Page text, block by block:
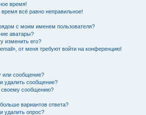
время!
всё равно неправильное!
с моим именем пользователя?
аватары?
изменить его?
от меня требуют войти на конференцию!
или сообщение?
удалить сообщение?
своему сообщению?
вариантов ответа?
удалить опрос?